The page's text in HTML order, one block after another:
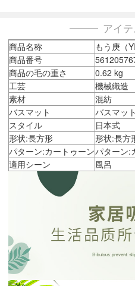
アイ
商品名称
もう庚（
商品番号
商品の毛の重さ
0.62 kg
工芸
機械織造
素材
混紡
バスマット
バスマット
スタイル
日本式
形状:長方形
形状:長方
パターン:カートゥーンパターン:
適用シーン
風呂